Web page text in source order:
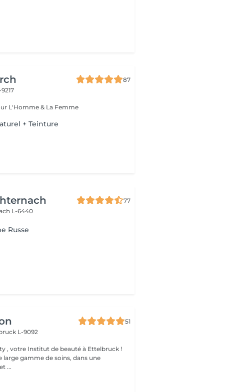
87
& Bien-être Pour L'Homme & La Femme
+ Teinture
77
L-6440
Russe
51
L-9092
, votre Institut de beauté à Ettelbruck !
large gamme de soins, dans une
...